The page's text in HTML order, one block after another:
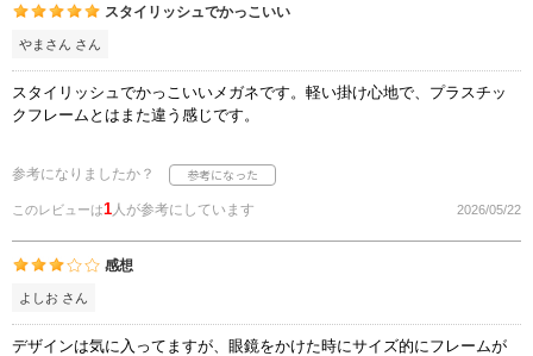
スタイリッシュでかっこいい
やまさん さん
スタイリッシュでかっこいいメガネです。軽い掛け心地で、プラスチッ
クフレームとはまた違う感じです。
参考になりましたか？
このレビューは1 人が参考にしています 2026/05/22
感想
よしお さん
デザインは気に入ってますが、眼鏡をかけた時にサイズ的にフレームが